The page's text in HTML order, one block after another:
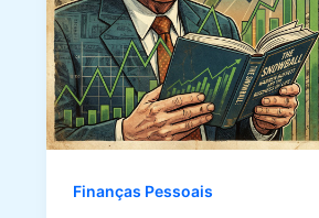
Finanças Pessoais